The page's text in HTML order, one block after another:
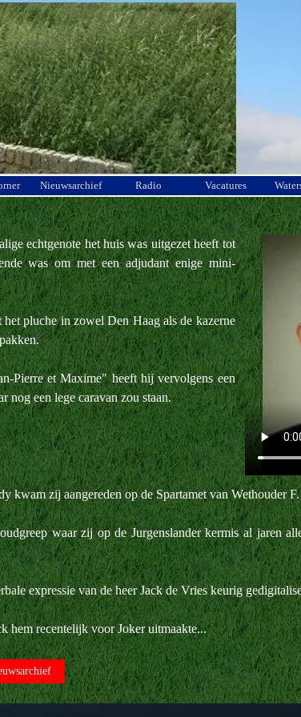
overslaan
Nieuwsarchief Radio Vacatures
echtgenote het huis was uitgezet heeft tot
was om met een adjudant enige mini-
pluche in zowel Den Haag als de kazerne
Pierre et Maxime" heeft hij vervolgens een
nog een lege caravan zou staan.
kwam zij aangereden op de Spartamet van Wethouder F.
waar zij op de Jurgenslander kermis al jaren
expressie van de heer Jack de Vries keurig
hem recentelijk voor Joker uitmaakte...